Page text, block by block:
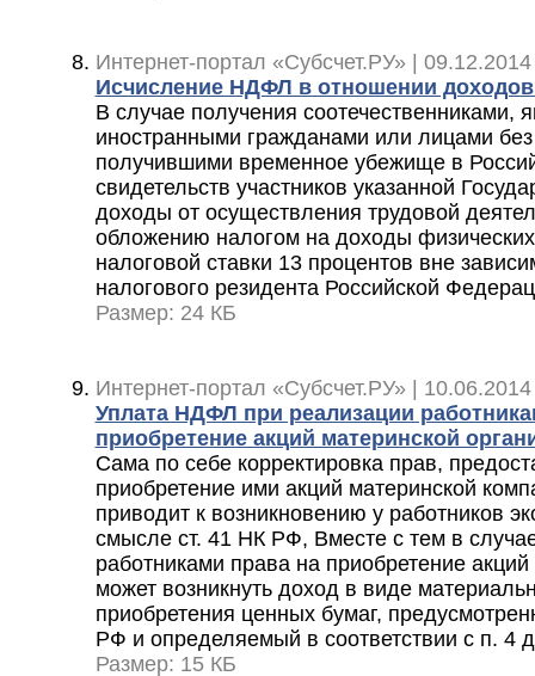
Интернет-портал «Субсчет.РУ» |
Исчисление НДФЛ в отношении
В случае получения соотечественниками,
иностранными гражданами или лицами
получившими временное убежище в
свидетельств участников указанной
доходы от осуществления трудовой
обложению налогом на доходы
налоговой ставки 13 процентов вне
налогового резидента Российской
Размер: 24 КБ
Интернет-портал «Субсчет.РУ» |
Уплата НДФЛ при реализации
приобретение акций материнской
Сама по себе корректировка прав,
приобретение ими акций материнской
приводит к возникновению у работников
смысле ст. 41 НК РФ, Вместе с тем в
работниками права на приобретение
может возникнуть доход в виде
приобретения ценных бумаг,
РФ и определяемый в соответствии с п. 4
Размер: 15 КБ